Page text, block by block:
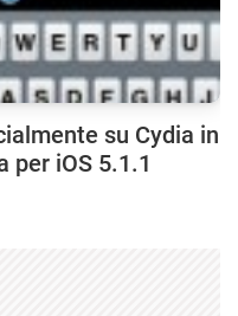
su Cydia in
per iOS 5.1.1